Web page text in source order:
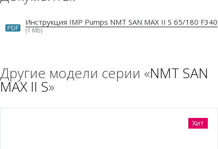
PDF
Инструкция IMP Pumps NMT SAN MAX II S 65/180 F340
(1 Mb)
Другие модели серии «NMT SAN
MAX II S»
Хит